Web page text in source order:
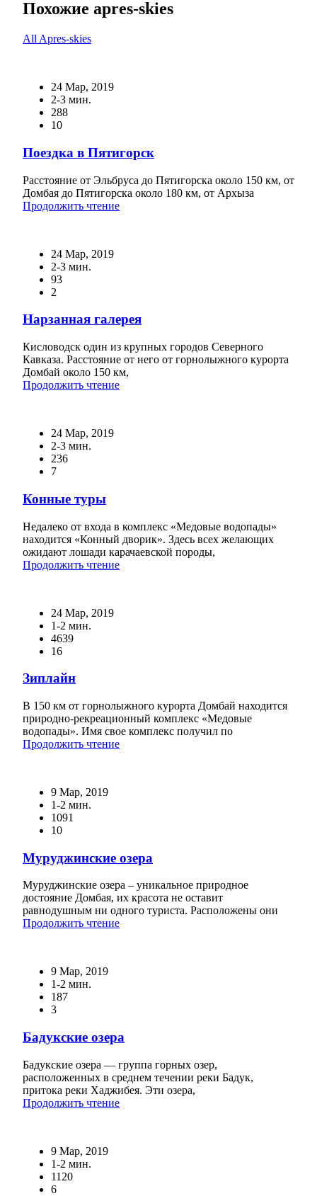
Похожие apres-skies
All Apres-skies
24 Мар, 2019
2-3 мин.
288
10
Поездка в Пятигорск
Расстояние от Эльбруса до Пятигорска около 150 км, от
Домбая до Пятигорска около 180 км, от Архыза
Продолжить чтение
24 Мар, 2019
2-3 мин.
93
2
Нарзанная галерея
Кисловодск один из крупных городов Северного
Кавказа. Расстояние от него от горнолыжного курорта
Домбай около 150 км,
Продолжить чтение
24 Мар, 2019
2-3 мин.
236
7
Конные туры
Недалеко от входа в комплекс «Медовые водопады»
находится «Конный дворик». Здесь всех желающих
ожидают лошади карачаевской породы,
Продолжить чтение
24 Мар, 2019
1-2 мин.
4639
16
Зиплайн
В 150 км от горнолыжного курорта Домбай находится
природно-рекреационный комплекс «Медовые
водопады». Имя свое комплекс получил по
Продолжить чтение
9 Мар, 2019
1-2 мин.
1091
10
Муруджинские озера
Муруджинские озера – уникальное природное
достояние Домбая, их красота не оставит
равнодушным ни одного туриста. Расположены они
Продолжить чтение
9 Мар, 2019
1-2 мин.
187
3
Бадукские озера
Бадукские озера — группа горных озер,
расположенных в среднем течении реки Бадук,
притока реки Хаджибея. Эти озера,
Продолжить чтение
9 Мар, 2019
1-2 мин.
1120
6